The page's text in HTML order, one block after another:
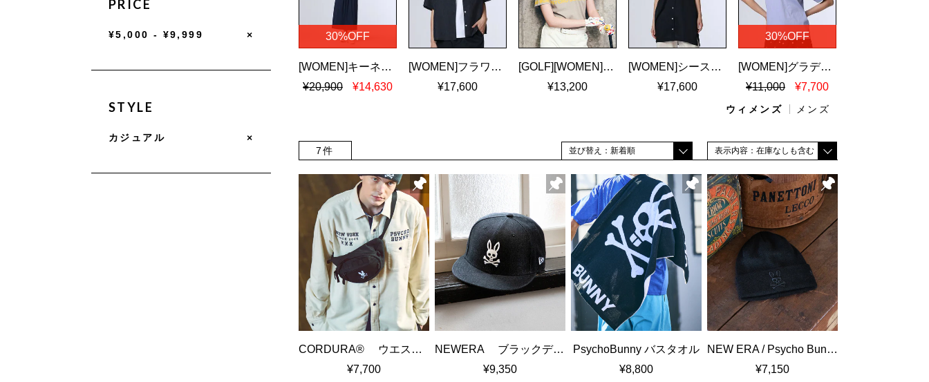
30%OFF
[WOMEN]キーネック ブラウジングワンピース
¥20,900
¥14,630
[WOMEN]フラワージャガード ショート丈シャツ
¥17,600
[GOLF][WOMEN]ロゴパネルプリント ハニカム半袖モックネックシャツ
¥13,200
[WOMEN]シースルーストライプ ドロップショルダーシャツ
¥17,600
30%OFF
[WOMEN]グラデバニー シルケットスムースＴシャツ
¥11,000
¥7,700
ウィメンズ メンズ
7件 並び替え：新着順 表示内容：在庫なしも含む
CORDURA® ウエストバッグ
¥7,700
NEWERA ブラックデニムキャップ
¥9,350
PsychoBunny バスタオル
¥8,800
NEW ERA / Psycho Bunny ベーシックカフ ニットキャップ
¥7,150
PRICE
¥5,000 - ¥9,999 ×
STYLE
カジュアル ×